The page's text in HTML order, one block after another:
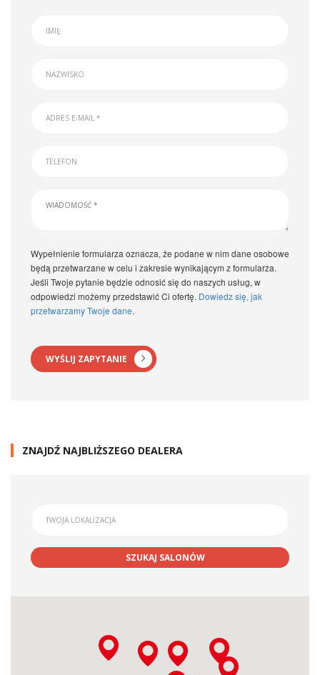
Wypełnienie formularza oznacza, że podane w nim dane osobowe
będą przetwarzane w celu i zakresie wynikającym z formularza.
Jeśli Twoje pytanie będzie odnosić się do naszych usług, w
odpowiedzi możemy przedstawić Ci ofertę. Dowiedz się, jak
przetwarzamy Twoje dane.
WYŚLIJ ZAPYTANIE
ZNAJDŹ NAJBLIŻSZEGO DEALERA
SZUKAJ SALONÓW